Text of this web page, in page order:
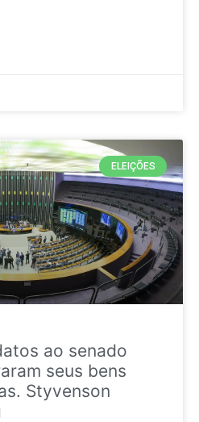
ELEIÇÕES
ao senado
seus bens
Styvenson